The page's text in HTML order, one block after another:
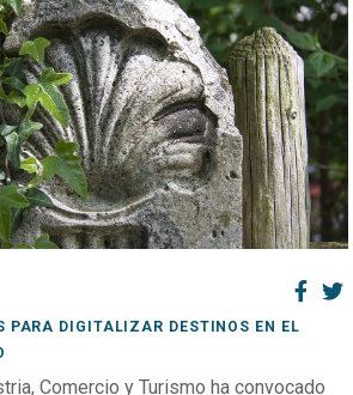
PARA DIGITALIZAR DESTINOS EN EL
Comercio y Turismo ha convocado